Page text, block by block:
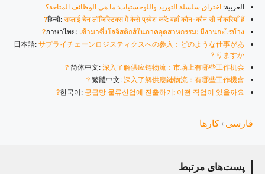
العربية: اختراق سلسلة التوريد واللوجستيات: ما هي الوظائف المتاحة؟
हिन्दी: सप्लाई चेन लॉजिस्टिक्स में कैसे प्रवेश करें: वहाँ कौन-कौन सी नौकरियाँ हैं?
ภาษาไทย: เข้ามาซึ่งโลจิสติกส์ในภาคอุตสาหกรรม: มีงานอะไรบ้าง?
日本語: サプライチェーンロジスティクスへの参入：どのような仕事があ
りますか？
简体中文: 深入了解供应链物流：市场上有哪些工作机会？
繁體中文: 深入了解供應鏈物流：有哪些工作機會？
한국어: 공급망 물류산업에 진출하기: 어떤 직업이 있을까요?
فارسی › کارها
پست‌های مرتبط